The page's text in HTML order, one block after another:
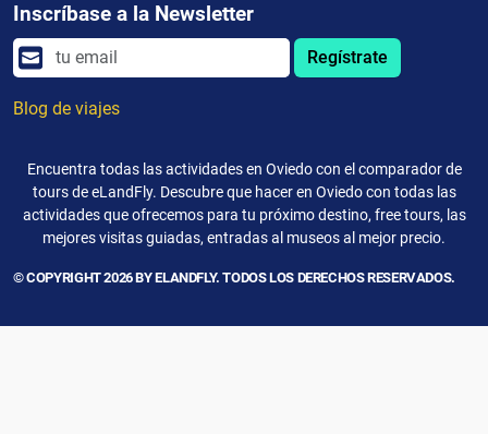
Inscríbase a la Newsletter
Regístrate
Blog de viajes
Encuentra todas las actividades en Oviedo con el comparador de
tours de eLandFly. Descubre que hacer en Oviedo con todas las
actividades que ofrecemos para tu próximo destino, free tours, las
mejores visitas guiadas, entradas al museos al mejor precio.
© COPYRIGHT 2026 BY ELANDFLY. TODOS LOS DERECHOS RESERVADOS.